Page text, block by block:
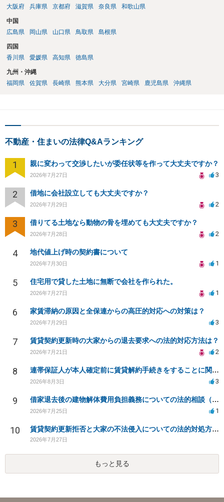
大阪府
兵庫県 京都府 滋賀県 奈良県 和歌山県
中国
広島県
岡山県 山口県 鳥取県 島根県
四国
香川県
愛媛県 高知県 徳島県
九州・沖縄
福岡県
佐賀県 長崎県 熊本県 大分県 宮崎県 鹿児島県 沖縄県
不動産・住まいの法律Q&Aランキング
1 親に変わって交渉したいが委任状等を作って大丈夫ですか？
2026年7月27日 3
2 借地に会社設立しても大丈夫ですか？
2026年7月29日 2
3 借りてる土地なら動物の骨を埋めても大丈夫ですか？
2026年7月28日 2
4 地代値上げ時の契約書について
2026年7月30日 1
5 住宅用で貸した土地に無断で会社を作られた。
2026年7月27日 1
6 家賃滞納の原因と全保連からの高圧的対応への対策は？
2026年7月29日 3
7 賃貸契約更新時の大家からの退去要求への法的対応方法は？
2026年7月21日 2
8 連帯保証人が本人確定前に賃貸解約手続きをすることに関して
2026年8月3日 3
9 借家退去後の建物解体費用負担義務についての法的相談（補足説明修正）
2026年7月25日 1
10 賃貸契約更新拒否と大家の不法侵入についての法的対処方法は？
2026年7月27日
もっと見る